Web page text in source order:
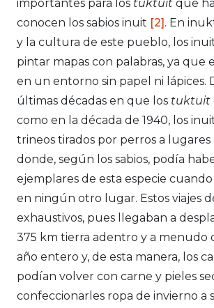
importantes para los tuktuit que
conocen los sabios inuit [2]. En
y la cultura de este pueblo, los
pintar mapas con palabras, ya que
en un entorno sin papel ni lápices.
últimas décadas en que los tuktuit
como en la década de 1940, los
trineos tirados por perros a lugares
donde, según los sabios, podía
ejemplares de esta especie
en ningún otro lugar. Estos viajes
exhaustivos, pues llegaban a
375 km tierra adentro y a menudo
año entero y, de esta manera, los
podían volver con carne y pieles
confeccionarles ropa de invierno a